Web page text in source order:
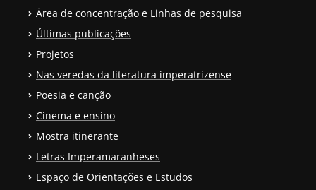
Área de concentração e Linhas de pesquisa
Últimas publicações
Projetos
Nas veredas da literatura imperatrizense
Poesia e canção
Cinema e ensino
Mostra itinerante
Letras Imperamaranheses
Espaço de Orientações e Estudos